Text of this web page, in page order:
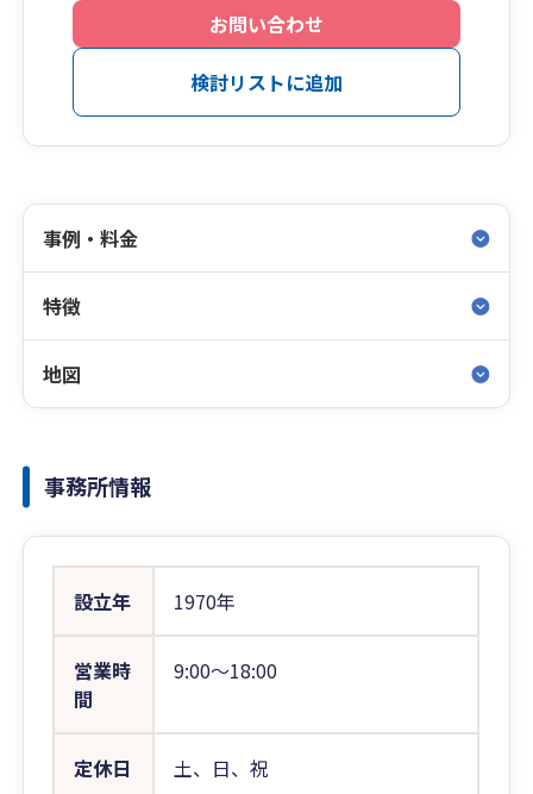
お問い合わせ
検討リストに追加
事例・料金
特徴
地図
事務所情報
設立年 1970年
営業時
間
9:00〜18:00
定休日 土、日、祝